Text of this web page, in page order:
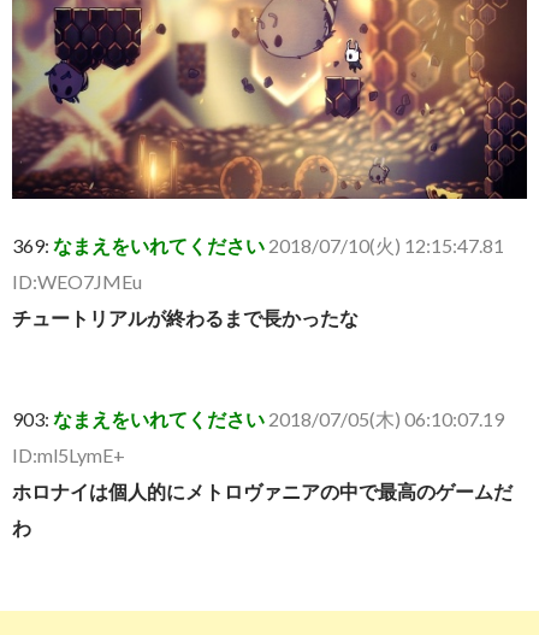
369: なまえをいれてください 2018/07/10(火) 12:15:47.81
ID:WEO7JMEu
チュートリアルが終わるまで長かったな
903: なまえをいれてください 2018/07/05(木) 06:10:07.19
ID:ml5LymE+
ホロナイは個人的にメトロヴァニアの中で最高のゲームだ
わ